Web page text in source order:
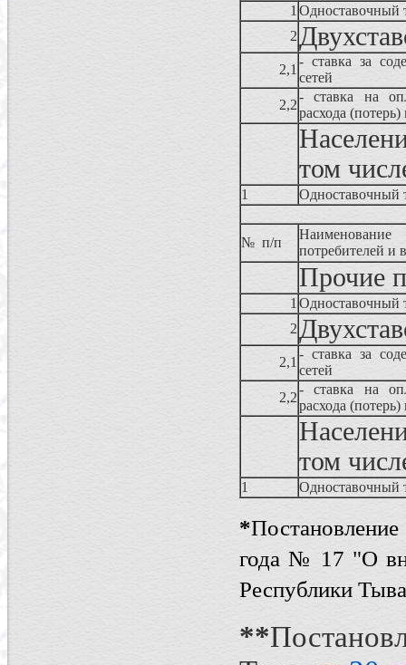
1 Одноставочный
2
2,1
- ставка за
сетей
2,2
- ставка на
расхода (потерь)
том
1 Одноставочный
№ п/п
потребителей и
Прочие
1 Одноставочный
2
2,1
- ставка за
сетей
2,2
- ставка на
расхода (потерь)
том
1 Одноставочный
*
года № 17 "О
Республики
**